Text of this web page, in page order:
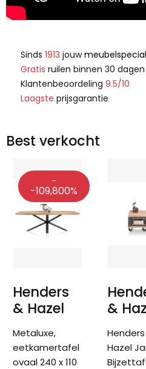
Sinds 1913 jouw
Gratis ruilen binnen 30 dagen
Klantenbeoordeling 9.5/10
Laagste prijsgarantie
Best verkocht
-
-109,800%
Henders
& Hazel
Metaluxe,
eetkamertafel
ovaal 240 x 110
&
Hazel